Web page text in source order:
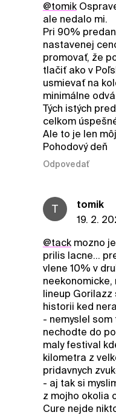
@tomik
ale nedalo mi.
Pri 90%
nastavenej
promovať, že
tlačiť ako v
usmievať na
minimálne
Tých istých
celkom
Ale to je len
Pohodový deň
Odpovedať
T
tomik
19. 2.
@tackmozno
prilis lacne...
vlene 10% v
lineup Gorilazz
historii ked
- nemyslel
nechodte do
maly festival
kilometra z
pridavnych
- aj tak si
z mojho okolia
Cure nejde